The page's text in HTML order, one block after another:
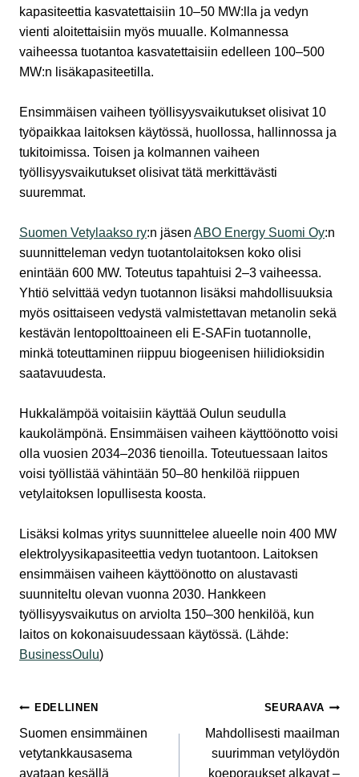
kapasiteettia kasvatettaisiin 10–50 MW:lla ja vedyn
vienti aloitettaisiin myös muualle. Kolmannessa
vaiheessa tuotantoa kasvatettaisiin edelleen 100–500
MW:n lisäkapasiteetilla.
Ensimmäisen vaiheen työllisyysvaikutukset olisivat 10
työpaikkaa laitoksen käytössä, huollossa, hallinnossa ja
tukitoimissa. Toisen ja kolmannen vaiheen
työllisyysvaikutukset olisivat tätä merkittävästi
suuremmat.
Suomen Vetylaakso ry:n jäsen ABO Energy Suomi Oy:n
suunnitteleman vedyn tuotantolaitoksen koko olisi
enintään 600 MW. Toteutus tapahtuisi 2–3 vaiheessa.
Yhtiö selvittää vedyn tuotannon lisäksi mahdollisuuksia
myös osittaiseen vedystä valmistettavan metanolin sekä
kestävän lentopolttoaineen eli E-SAFin tuotannolle,
minkä toteuttaminen riippuu biogeenisen hiilidioksidin
saatavuudesta.
Hukkalämpöä voitaisiin käyttää Oulun seudulla
kaukolämpönä. Ensimmäisen vaiheen käyttöönotto voisi
olla vuosien 2034–2036 tienoilla. Toteutuessaan laitos
voisi työllistää vähintään 50–80 henkilöä riippuen
vetylaitoksen lopullisesta koosta.
Lisäksi kolmas yritys suunnittelee alueelle noin 400 MW
elektrolyysikapasiteettia vedyn tuotantoon. Laitoksen
ensimmäisen vaiheen käyttöönotto on alustavasti
suunniteltu olevan vuonna 2030. Hankkeen
työllisyysvaikutus on arviolta 150–300 henkilöä, kun
laitos on kokonaisuudessaan käytössä. (Lähde:
BusinessOulu)
Artikkelien
selaus
EDELLINEN
Suomen ensimmäinen
vetytankkausasema
avataan kesällä
SEURAAVA
Mahdollisesti maailman
suurimman vetylöydön
koeporaukset alkavat –